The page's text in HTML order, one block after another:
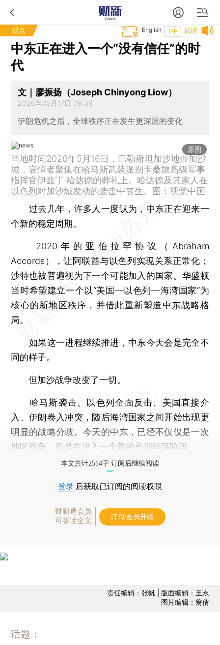
观点 试听
T中
English
中东正在进入一个“没有信任”的时
代
文｜廖振扬（Joseph Chinyong Liow）
2026年05月17日 09:36
伊朗危机之后，全球秩序正在发生更深层的变化
原图
当地时间2026年5月16日，巴勒斯坦加沙地带加沙
城，哀悼者聚集在哈马斯武装派别卡桑旅高级军事
指挥官伊兹丁·哈达德的葬礼上。哈达德及其家人在
以色列对加沙城发动的袭击中丧生。图：视觉中国
过去几年，许多人一度认为，中东正在迎来一
个新的稳定周期。
2020年的亚伯拉罕协议（Abraham
Accords），让阿联酋与以色列实现关系正常化；
沙特也被普遍视为下一个可能加入的国家。华盛顿
当时希望建立一个以“美国—以色列—海湾国家”为
核心的新地区秩序，并借此重新塑造中东战略格
局。
如果这一进程继续推进，中东今天会是完全不
同的样子。
但加沙战争改变了一切。
哈马斯袭击、以色列全面反击、美国直接介
入、伊朗卷入冲突，随后海湾国家之间开始出现更
明显的战略分歧。今天的中东，已经不仅仅是一次
地区战争，而是在进入一个新的长期动荡阶段。
本文共计2514字 订阅后继续阅读
登录 后获取已订阅的阅读权限
财新通会员
可畅读全文
订阅/会员升级
责任编辑：张帆 | 版面编辑：王永
图片编辑：翁倩
话题：